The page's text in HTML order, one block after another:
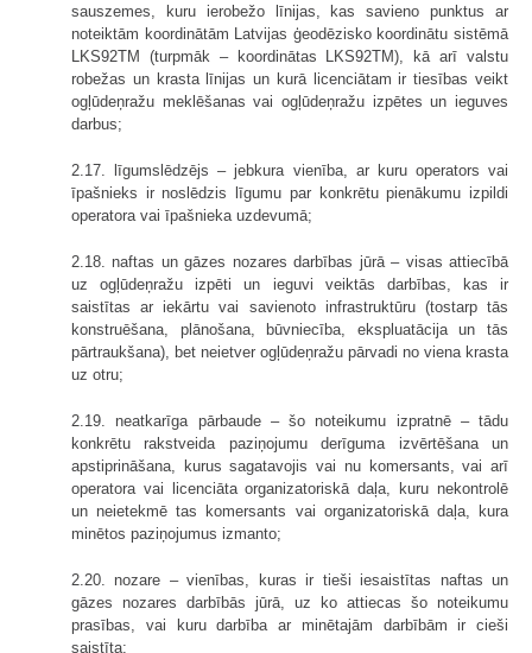
sauszemes, kuru ierobežo līnijas, kas savieno punktus ar
noteiktām koordinātām Latvijas ģeodēzisko koordinātu sistēmā
LKS92TM (turpmāk – koordinātas LKS92TM), kā arī valstu
robežas un krasta līnijas un kurā licenciātam ir tiesības veikt
ogļūdeņražu meklēšanas vai ogļūdeņražu izpētes un ieguves
darbus;
2.17. līgumslēdzējs – jebkura vienība, ar kuru operators vai
īpašnieks ir noslēdzis līgumu par konkrētu pienākumu izpildi
operatora vai īpašnieka uzdevumā;
2.18. naftas un gāzes nozares darbības jūrā – visas attiecībā
uz ogļūdeņražu izpēti un ieguvi veiktās darbības, kas ir
saistītas ar iekārtu vai savienoto infrastruktūru (tostarp tās
konstruēšana, plānošana, būvniecība, ekspluatācija un tās
pārtraukšana), bet neietver ogļūdeņražu pārvadi no viena krasta
uz otru;
2.19. neatkarīga pārbaude – šo noteikumu izpratnē – tādu
konkrētu rakstveida paziņojumu derīguma izvērtēšana un
apstiprināšana, kurus sagatavojis vai nu komersants, vai arī
operatora vai licenciāta organizatoriskā daļa, kuru nekontrolē
un neietekmē tas komersants vai organizatoriskā daļa, kura
minētos paziņojumus izmanto;
2.20. nozare – vienības, kuras ir tieši iesaistītas naftas un
gāzes nozares darbībās jūrā, uz ko attiecas šo noteikumu
prasības, vai kuru darbība ar minētajām darbībām ir cieši
saistīta;